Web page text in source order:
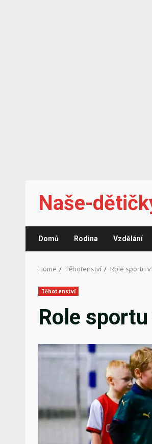
content
Naše-
Domů Rodina Vzdělání
Home Těhotenství Role sportu
Těhotenství
Role